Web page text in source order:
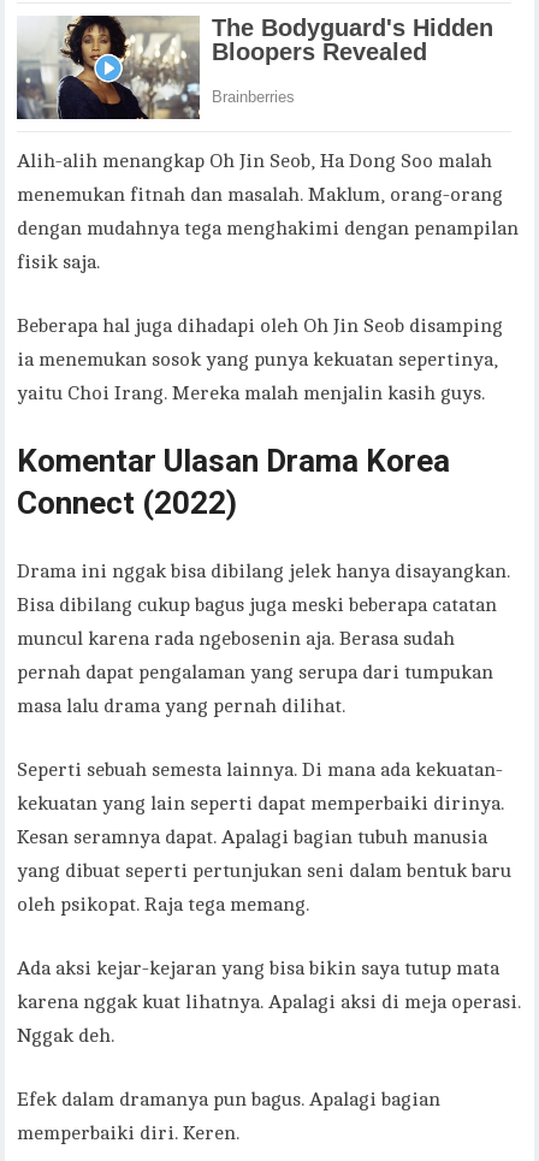
Alih-alih menangkap Oh Jin Seob, Ha Dong Soo malah
menemukan fitnah dan masalah. Maklum, orang-orang
dengan mudahnya tega menghakimi dengan penampilan
fisik saja.
Beberapa hal juga dihadapi oleh Oh Jin Seob disamping
ia menemukan sosok yang punya kekuatan sepertinya,
yaitu Choi Irang. Mereka malah menjalin kasih guys.
Komentar Ulasan Drama Korea
Connect (2022)
Drama ini nggak bisa dibilang jelek hanya disayangkan.
Bisa dibilang cukup bagus juga meski beberapa catatan
muncul karena rada ngebosenin aja. Berasa sudah
pernah dapat pengalaman yang serupa dari tumpukan
masa lalu drama yang pernah dilihat.
Seperti sebuah semesta lainnya. Di mana ada kekuatan-
kekuatan yang lain seperti dapat memperbaiki dirinya.
Kesan seramnya dapat. Apalagi bagian tubuh manusia
yang dibuat seperti pertunjukan seni dalam bentuk baru
oleh psikopat. Raja tega memang.
Ada aksi kejar-kejaran yang bisa bikin saya tutup mata
karena nggak kuat lihatnya. Apalagi aksi di meja operasi.
Nggak deh.
Efek dalam dramanya pun bagus. Apalagi bagian
memperbaiki diri. Keren.